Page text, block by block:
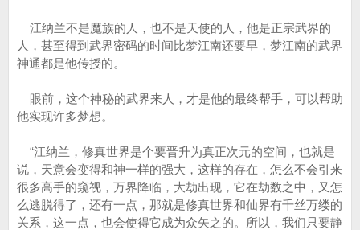
江纳兰不是魔族的人，也不是天使的人，他是正宗武界的
人，甚至得到武界密码的时间比梦江南还要早，梦江南的武界
神通都是他传授的。
眼前，这个神秘的武界来人，才是他的最终帮手，可以帮助
他实现许多梦想。
“江纳兰，修真世界是个要晋升为真正次元的空间，也就是
说，天意会变得和神一样的强大，这样的存在，怎么不会引来
很多高手的窥视，万界降临，大劫出现，它在劫数之中，又怎
么逃脱得了，还有一点，那就是修真世界和仙界有千丝万缕的
关系，这一点，也会使得它成为众矢之的。所以，我们只要静